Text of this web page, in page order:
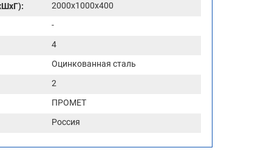
2000x1000x400
-
4
Оцинкованная сталь
2
ПРОМЕТ
Россия